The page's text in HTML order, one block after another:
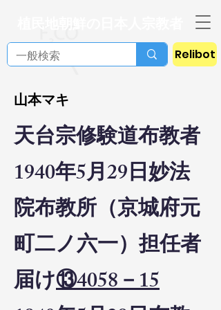
Relibot
山本マキ
天台宗修験道布教者
1940年5月29日妙法
院布教所（京城府元
町二ノ六一）担任者
届け⑬4058－15